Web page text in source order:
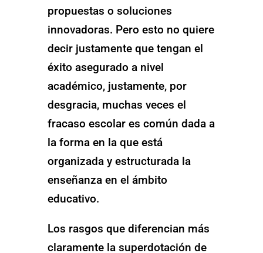
propuestas o soluciones
innovadoras. Pero esto no quiere
decir justamente que tengan el
éxito asegurado a nivel
académico, justamente, por
desgracia, muchas veces el
fracaso escolar es común dada a
la forma en la que está
organizada y estructurada la
enseñanza en el ámbito
educativo.
Los rasgos que diferencian más
claramente la superdotación de